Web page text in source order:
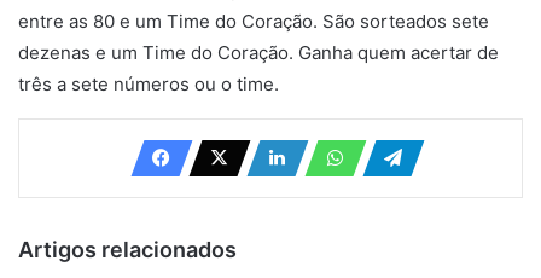
entre as 80 e um Time do Coração. São sorteados sete
dezenas e um Time do Coração. Ganha quem acertar de
três a sete números ou o time.
Artigos relacionados